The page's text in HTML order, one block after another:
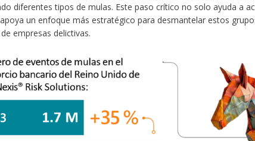
diferentes tipos de mulas. Este paso crítico no solo ayuda a
un enfoque más estratégico para desmantelar estos
empresas delictivas.